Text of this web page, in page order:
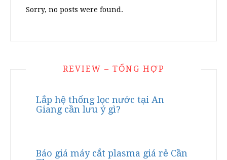
Sorry, no posts were found.
REVIEW – TỔNG HỢP
Lắp hệ thống lọc nước tại An
Giang cần lưu ý gì?
Báo giá máy cắt plasma giá rẻ Cần